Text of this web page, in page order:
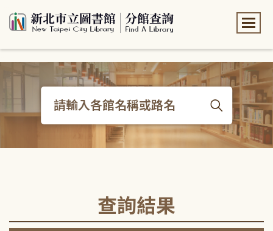
查詢結果